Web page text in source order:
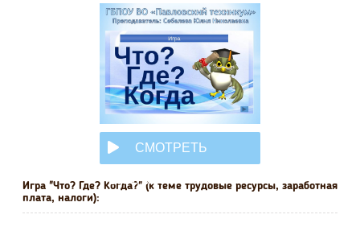
СМОТРЕТЬ
ОНЛАЙН
Игра "Что? Где? Когда?" (к теме трудовые ресурсы, заработная
плата, налоги):